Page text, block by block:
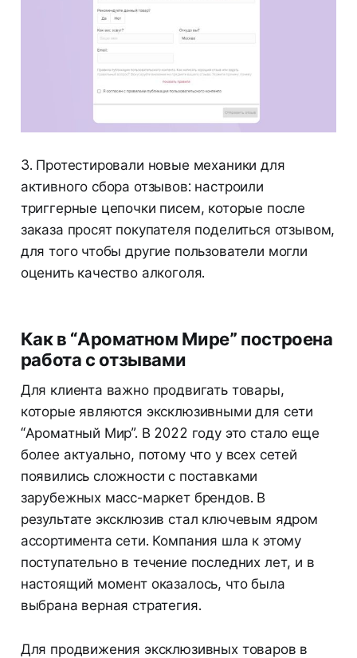
3. Протестировали новые механики для
активного сбора отзывов: настроили
триггерные цепочки писем, которые после
заказа просят покупателя поделиться отзывом,
для того чтобы другие пользователи могли
оценить качество алкоголя.
Как в “Ароматном Мире” построена
работа с отзывами
Для клиента важно продвигать товары,
которые являются эксклюзивными для сети
“Ароматный Мир”. В 2022 году это стало еще
более актуально, потому что у всех сетей
появились сложности с поставками
зарубежных масс-маркет брендов. В
результате эксклюзив стал ключевым ядром
ассортимента сети. Компания шла к этому
поступательно в течение последних лет, и в
настоящий момент оказалось, что была
выбрана верная стратегия.
Для продвижения эксклюзивных товаров в